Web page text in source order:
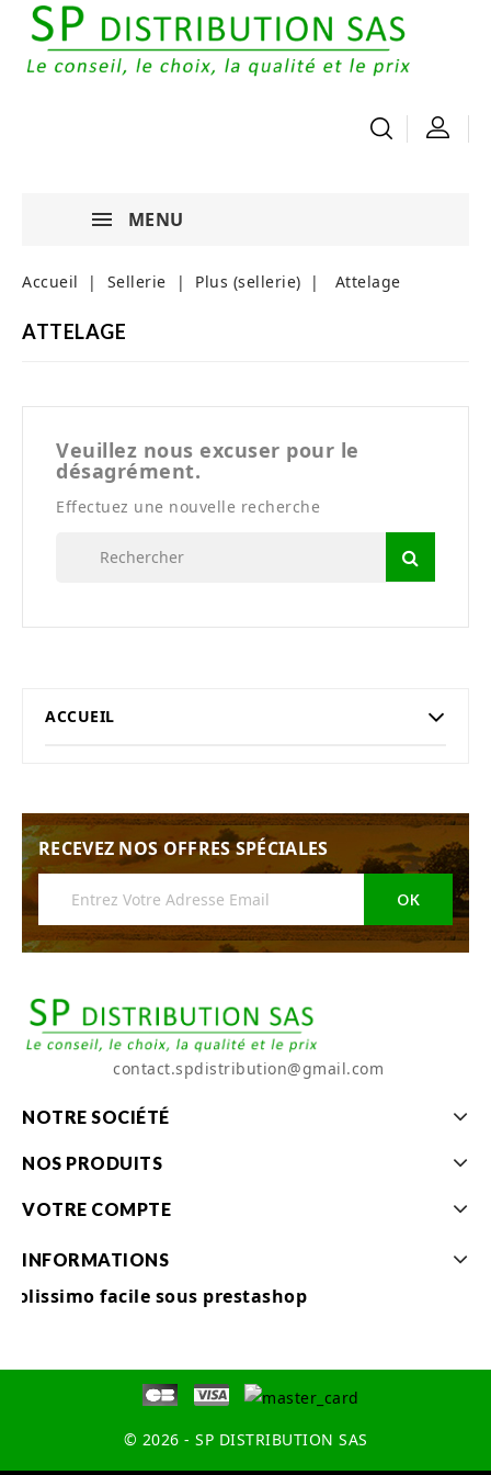
MENU
Accueil Sellerie Plus (sellerie) Attelage
ATTELAGE
Veuillez nous excuser pour le
désagrément.
Effectuez une nouvelle recherche
ACCUEIL
RECEVEZ NOS OFFRES SPÉCIALES
contact.spdistribution@gmail.com
NOTRE SOCIÉTÉ
NOS PRODUITS
VOTRE COMPTE
INFORMATIONS
Colissimo facile sous prestashop
© 2026 - SP DISTRIBUTION SAS